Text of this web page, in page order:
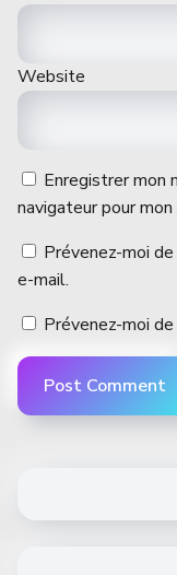
Website
Enregistrer mon
navigateur pour
Prévenez-moi
e-mail.
Prévenez-moi